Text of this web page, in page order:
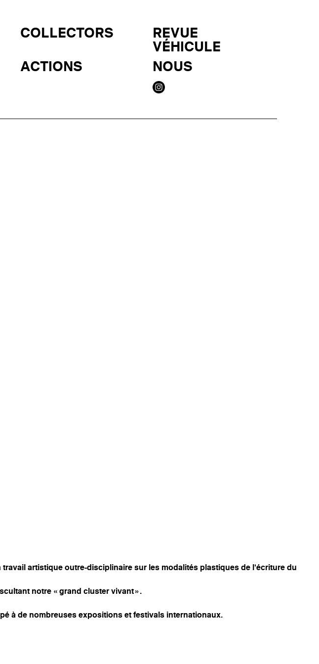
COLLECTORS REVUE
VÉHICULE
ACTIONS NOUS
artistique outre-disciplinaire sur les modalités plastiques de l’écriture du
notre « grand cluster vivant ».
à de nombreuses expositions et festivals internationaux.